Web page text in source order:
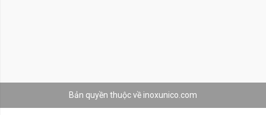
Bản quyền thuộc về inoxunico.com